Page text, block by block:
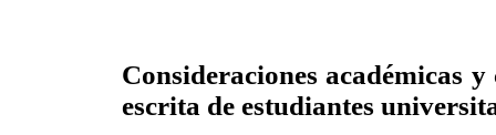
Consideraciones académicas
escrita de estudiantes